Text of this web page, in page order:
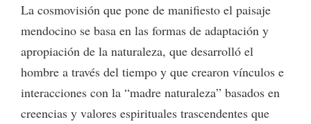
La cosmovisión que pone de manifiesto el paisaje
mendocino se basa en las formas de adaptación y
apropiación de la naturaleza, que desarrolló el
hombre a través del tiempo y que crearon vínculos e
interacciones con la “madre naturaleza” basados en
creencias y valores espirituales trascendentes que